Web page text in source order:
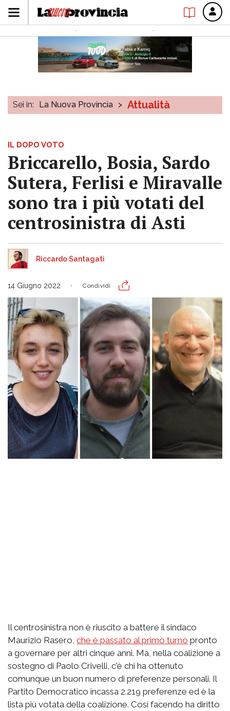
Sei in: La Nuova Provincia > Attualità
IL DOPO VOTO
Briccarello, Bosia, Sardo
Sutera, Ferlisi e Miravalle
sono tra i più votati del
centrosinistra di Asti
Riccardo Santagati
14 Giugno 2022 Condividi
Il centrosinistra non è riuscito a battere il sindaco
Maurizio Rasero, che è passato al primo turno pronto
a governare per altri cinque anni. Ma, nella coalizione a
sostegno di Paolo Crivelli, c'è chi ha ottenuto
comunque un buon numero di preferenze personali. Il
Partito Democratico incassa 2.219 preferenze ed è la
lista più votata della coalizione. Così facendo ha diritto